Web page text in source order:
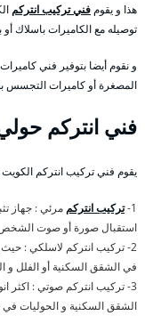
هذا و يقوم فني تركيب انتركم
توصيله مع الكاميرات باسلاك
و نقوم أيضا بتوفير فني
المصغرة أو كاميرات التجسس
فني انتركم
يقوم فني تركيب انتركم
1- تركيب انتركم مرئي : جهاز
استقبال صورة أو صوت الشخص
2- تركيب انتركم لاسلكي : حيث
في الشقق السكنية أو الفلل و
3- تركيب انتركم صوتي : اكثر
الشقق السكنية و الحوليات في